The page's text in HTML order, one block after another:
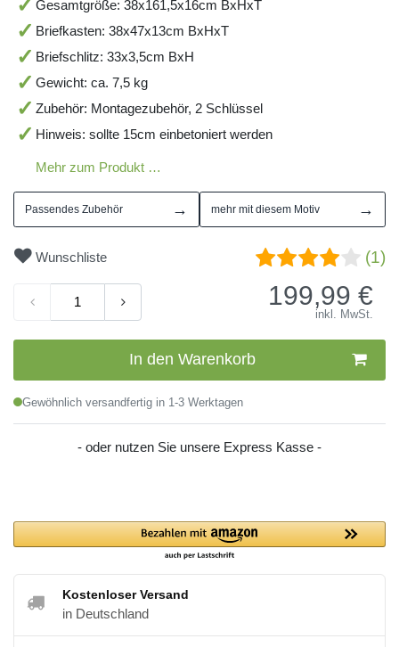
Gesamtgröße: 38x161,5x16cm BxHxT
Briefkasten: 38x47x13cm BxHxT
Briefschlitz: 33x3,5cm BxH
Gewicht: ca. 7,5 kg
Zubehör: Montagezubehör, 2 Schlüssel
Hinweis: sollte 15cm einbetoniert werden
Mehr zum Produkt …
Passendes Zubehör → mehr mit diesem Motiv →
Wunschliste (1)
199,99 €
inkl. MwSt.
In den Warenkorb
Gewöhnlich versandfertig in 1-3 Werktagen
- oder nutzen Sie unsere Express Kasse -
Kostenloser Versand
in Deutschland